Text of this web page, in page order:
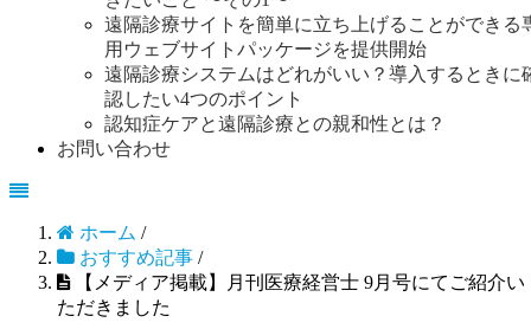
遠隔診療サイトを簡単に立ち上げることができる
用ウェブサイトパッケージを提供開始
遠隔診療システムはどれがいい？導入するときに
認したい4つのポイント
認知症ケアと遠隔診療との親和性とは？
お問い合わせ
ホーム /
おすすめ記事 /
【メディア掲載】月刊医療経営士 9月号にてご紹介い
ただきました